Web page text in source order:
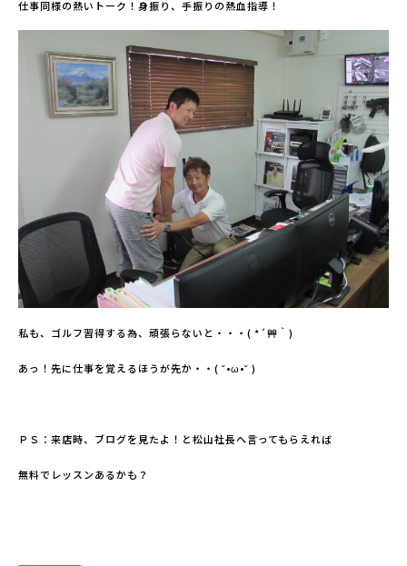
仕事同様の熱いトーク！身振り、手振りの熱血指導！
私も、ゴルフ習得する為、頑張らないと・・・( *´艸｀)
あっ！先に仕事を覚えるほうが先か・・( ˘•ω•˘ )
ＰＳ：来店時、ブログを見たよ！と松山社長へ言ってもらえれば
無料でレッスンあるかも？